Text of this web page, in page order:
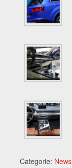
Categorie: News